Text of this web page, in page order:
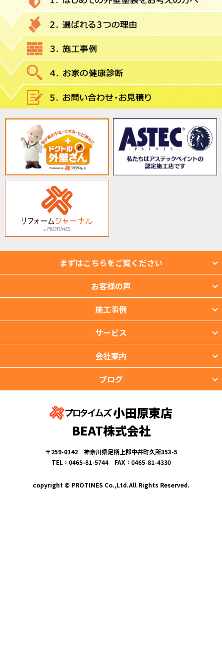
まずはこちらをご覧ください
お客様の声
施工事例
サービス
会社案内
ブログ
小田原東店
BEAT株式会社
〒259-0142 神奈川県足柄上郡中井町久所353-5
TEL：0465-81-5744 FAX：0465-81-4330
copyright © PROTIMES Co.,Ltd.All Rights Reserved.